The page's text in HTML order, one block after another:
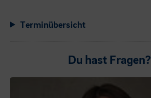
Terminübersicht
Du hast Fragen?